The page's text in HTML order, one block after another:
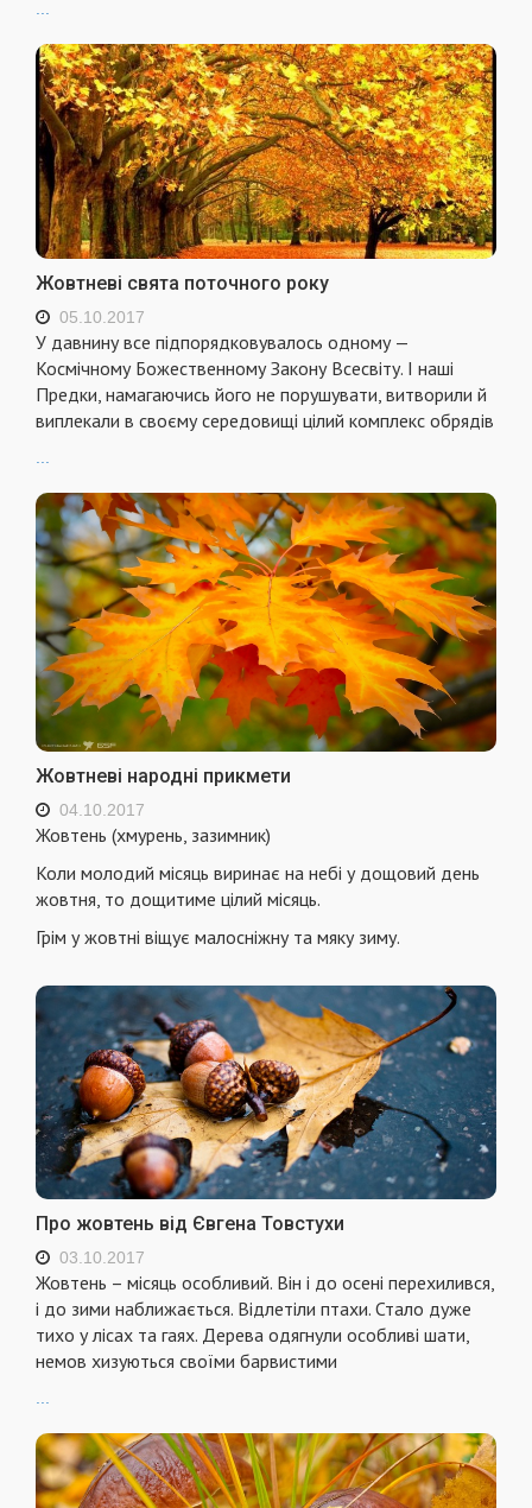
...
Жовтневі свята поточного року
05.10.2017
У давнину все підпорядковувалось одному —
Космічному Божественному Закону Всесвіту. І наші
Предки, намагаючись його не порушувати, витворили й
виплекали в своєму середовищі цілий комплекс обрядів
Жовтневі народні прикмети
04.10.2017
Жовтень (хмурень, зазимник)
Коли молодий місяць виринає на небі у дощовий день
жовтня, то дощитиме цілий місяць.
Грім у жовтні віщує малосніжну та мяку зиму.
Про жовтень від Євгена Товстухи
03.10.2017
Жовтень – місяць особливий. Він і до осені перехилився,
і до зими наближається. Відлетіли птахи. Стало дуже
тихо у лісах та гаях. Дерева одягнули особливі шати,
немов хизуються своїми барвистими
...